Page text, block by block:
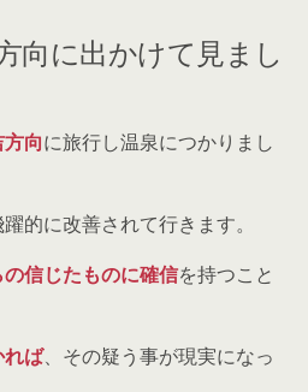
向に出かけて見まし
向に旅行し温泉につかりまし
的に改善されて行きます。
の信じたものに確信を持つこと
れば、その疑う事が現実になっ